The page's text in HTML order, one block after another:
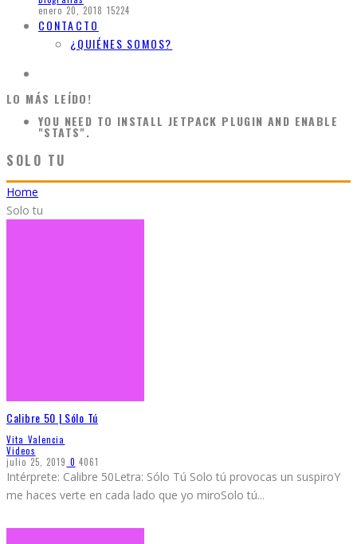
enero 20, 2018 15224
CONTACTO
¿QUIÉNES SOMOS?
LO MÁS LEÍDO!
YOU NEED TO INSTALL JETPACK PLUGIN AND ENABLE
"STATS".
SOLO TU
Home
Solo tu
Calibre 50 | Sólo Tú
Vita Valencia
Videos
julio 25, 2019 0 4061
Intérprete: Calibre 50Letra: Sólo Tú Solo tú provocas un suspiroY
me haces verte en cada lado que yo miroSolo tú...